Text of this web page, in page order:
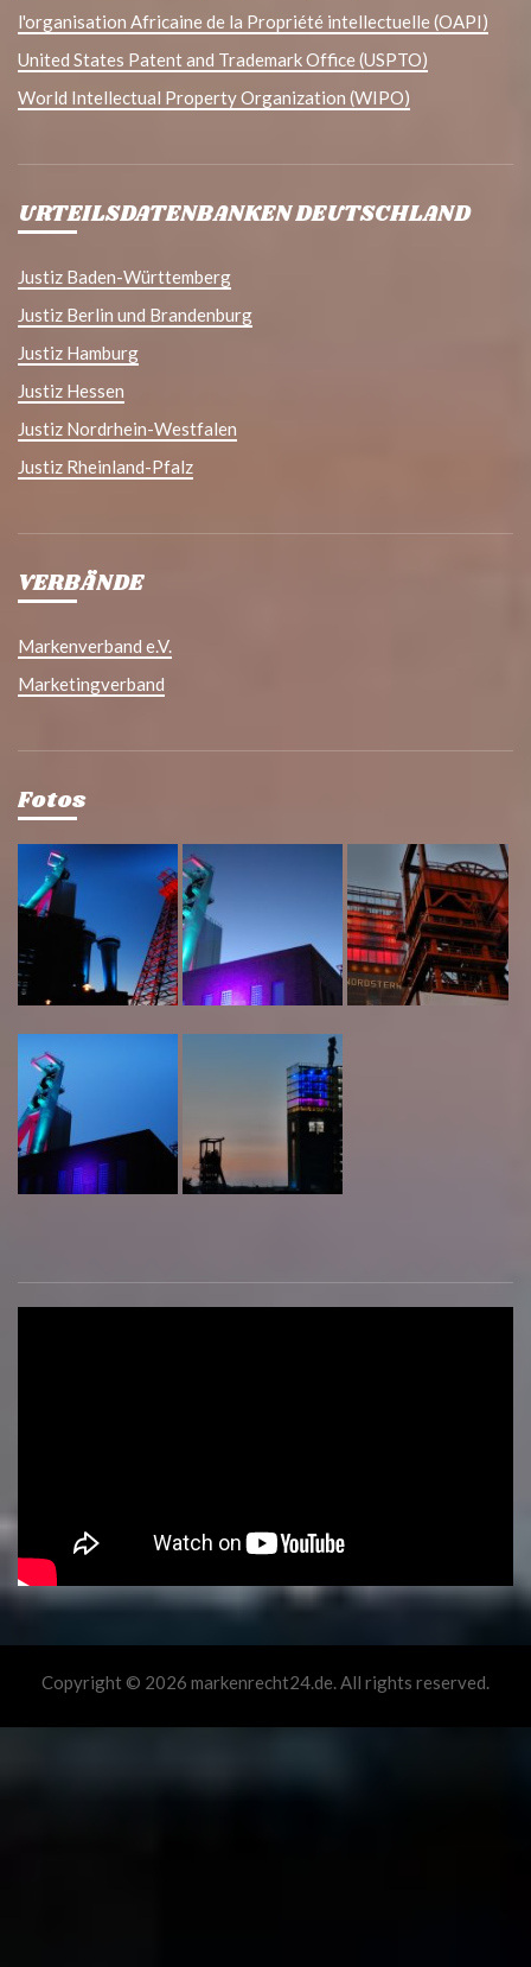
l'organisation Africaine de la Propriété intellectuelle (OAPI)
United States Patent and Trademark Office (USPTO)
World Intellectual Property Organization (WIPO)
URTEILSDATENBANKEN DEUTSCHLAND
Justiz Baden-Württemberg
Justiz Berlin und Brandenburg
Justiz Hamburg
Justiz Hessen
Justiz Nordrhein-Westfalen
Justiz Rheinland-Pfalz
VERBÄNDE
Markenverband e.V.
Marketingverband
Fotos
Copyright © 2026 markenrecht24.de. All rights reserved.